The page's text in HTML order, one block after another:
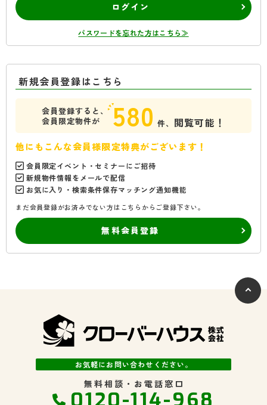
ログイン
パスワードを忘れた方はこちら≫
新規会員登録はこちら
会員登録すると、
会員限定物件が
580 件、 閲覧可能！
他にもこんな会員様限定特典がございます！
会員限定イベント・セミナーにご招待
新規物件情報をメールで配信
お気に入り・検索条件保存マッチング通知機能
まだ会員登録がお済みでない方はこちらからご登録下さい。
無料会員登録
お気軽にお問い合わせください。
無料相談・お電話窓口